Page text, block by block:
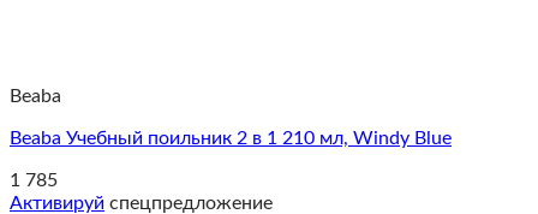
Beaba
Beaba Учебный поильник 2 в 1 210 мл, Windy Blue
1 785
Активируй спецпредложение